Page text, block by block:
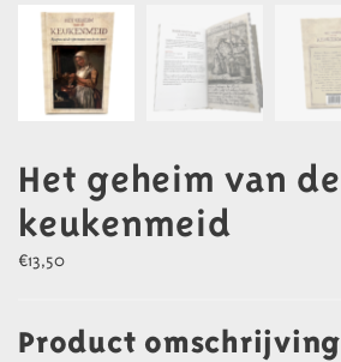
Het geheim van de
keukenmeid
€13,50
Product omschrijving